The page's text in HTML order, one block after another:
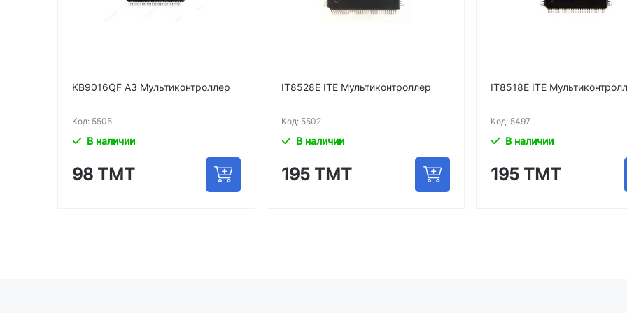
KB9016QF A3 Мультиконтроллер
Код: 5505
В наличии
98 ТМТ
IT8528E ITE Мультиконтроллер
Код: 5502
В наличии
195 ТМТ
IT8518E ITE
Код: 5497
В наличии
195 ТМТ